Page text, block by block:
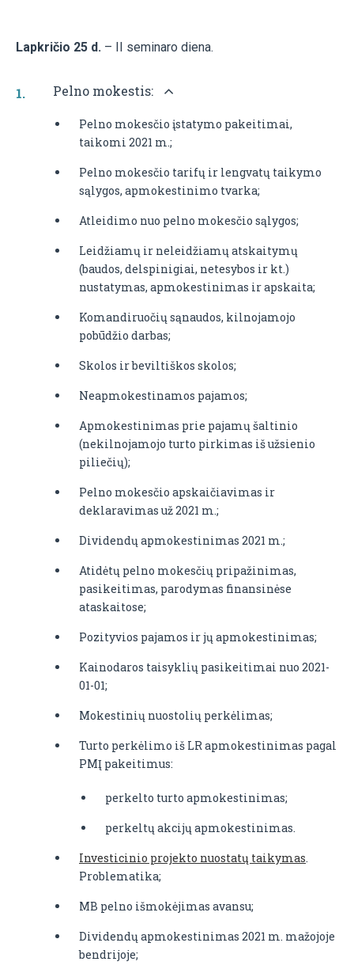
Lapkričio 25 d. – II seminaro diena.
Pelno mokestis:
Pelno mokesčio įstatymo pakeitimai,
taikomi 2021 m.;
Pelno mokesčio tarifų ir lengvatų taikymo
sąlygos, apmokestinimo tvarka;
Atleidimo nuo pelno mokesčio sąlygos;
Leidžiamų ir neleidžiamų atskaitymų
(baudos, delspinigiai, netesybos ir kt.)
nustatymas, apmokestinimas ir apskaita;
Komandiruočių sąnaudos, kilnojamojo
pobūdžio darbas;
Skolos ir beviltiškos skolos;
Neapmokestinamos pajamos;
Apmokestinimas prie pajamų šaltinio
(nekilnojamojo turto pirkimas iš užsienio
piliečių);
Pelno mokesčio apskaičiavimas ir
deklaravimas už 2021 m.;
Dividendų apmokestinimas 2021 m.;
Atidėtų pelno mokesčių pripažinimas,
pasikeitimas, parodymas finansinėse
ataskaitose;
Pozityvios pajamos ir jų apmokestinimas;
Kainodaros taisyklių pasikeitimai nuo 2021-
01-01;
Mokestinių nuostolių perkėlimas;
Turto perkėlimo iš LR apmokestinimas pagal
PMĮ pakeitimus:
perkelto turto apmokestinimas;
perkeltų akcijų apmokestinimas.
Investicinio projekto nuostatų taikymas.
Problematika;
MB pelno išmokėjimas avansu;
Dividendų apmokestinimas 2021 m. mažojoje
bendrijoje;